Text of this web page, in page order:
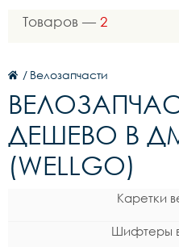
Товаров — 2
/ Велозапчасти
ДЕШЕВО В
(WELLGO)
Каретки
Шифтеры